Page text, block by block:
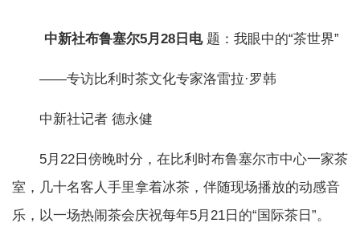
中新社布鲁塞尔5月28日电题：我眼中的“茶世界”
——专访比利时茶文化专家洛雷拉·罗韩
中新社记者 德永健
5月22日傍晚时分，在比利时布鲁塞尔市中心一家茶
室，几十名客人手里拿着冰茶，伴随现场播放的动感音
乐，以一场热闹茶会庆祝每年5月21日的“国际茶日”。